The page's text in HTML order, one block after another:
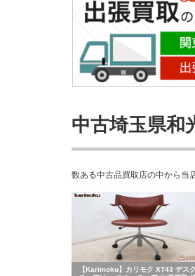
中古埼玉県和
数ある中古品買取店の中から当
【Karimoku】カリモク XT43 デスク